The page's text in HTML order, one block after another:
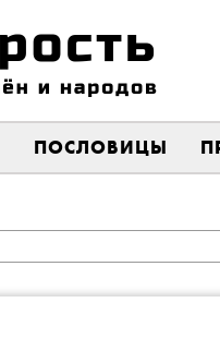
ПОСЛОВИЦЫ